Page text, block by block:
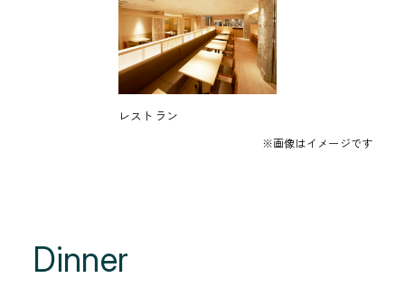
レストラン
※画像はイメージです
Dinner